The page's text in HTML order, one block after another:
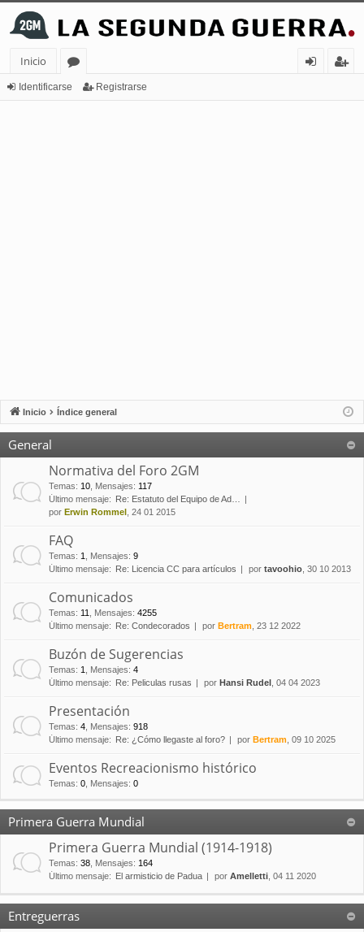
Inicio
or
Identificarse Registrarse
Inicio Índice general
General
Normativa del Foro 2GM
Temas: 10 Mensajes: 117
Último mensaje:
Re: Estatuto del Equipo de Ad…
por Erwin Rommel , 24 01 2015
FAQ
Temas: 1 Mensajes: 9
Último mensaje:
Re: Licencia CC para artículos por tavoohio , 30 10 2013
Comunicados
Temas: 11 Mensajes: 4255
Último mensaje:
Re: Condecorados por Bertram , 23 12 2022
Buzón de Sugerencias
Temas: 1 Mensajes: 4
Último mensaje:
Re: Peliculas rusas por Hansi Rudel , 04 04 2023
Presentación
Temas: 4 Mensajes: 918
Último mensaje:
Re: ¿Cómo llegaste al foro? por Bertram , 09 10 2025
Eventos Recreacionismo histórico
Temas: 0 Mensajes: 0
Primera Guerra Mundial
Primera Guerra Mundial (1914-1918)
Temas: 38 Mensajes: 164
Último mensaje:
El armisticio de Padua por Amelletti , 04 11 2020
Entreguerras